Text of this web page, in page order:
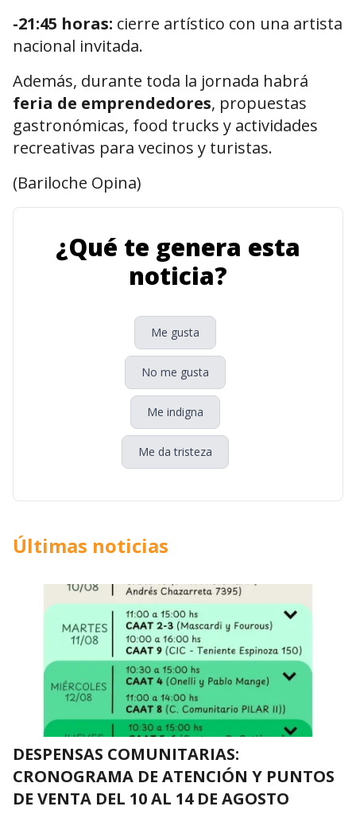
-21:45 horas: cierre artístico con una artista
nacional invitada.
Además, durante toda la jornada habrá
feria de emprendedores, propuestas
gastronómicas, food trucks y actividades
recreativas para vecinos y turistas.
(Bariloche Opina)
¿Qué te genera esta
noticia?
Me gusta
No me gusta
Me indigna
Me da tristeza
Últimas noticias
DESPENSAS COMUNITARIAS:
CRONOGRAMA DE ATENCIÓN Y PUNTOS
DE VENTA DEL 10 AL 14 DE AGOSTO